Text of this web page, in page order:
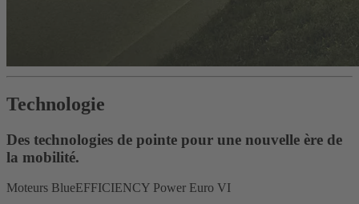
Technologie
Des technologies de pointe pour une nouvelle ère de
la mobilité.
Moteurs BlueEFFICIENCY Power Euro VI